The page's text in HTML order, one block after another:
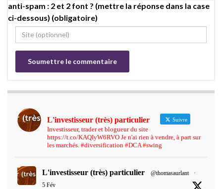
anti-spam : 2 et 2 font ? (mettre la réponse dans la case
ci-dessous) (obligatoire)
L'investisseur (très) particulier Suivre
Investisseur, trader et blogueur du site
https://t.co/KAQIyW6RVO Je n'ai rien à vendre, à part sur
les marchés. #diversification #DCA #swing
L'investisseur (très) particulier @thomasaurlant
·
5 Fév